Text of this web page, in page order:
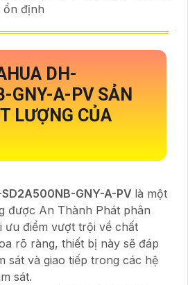
ổn định
DH-
GNY-A-PV SẢN
LƯỢNG CỦA
GNY-A-PV là một
được An Thành Phát phân
ưu điểm vượt trội về chất
rõ ràng, thiết bị này sẽ đáp
sát và giao tiếp trong các hệ
sát.